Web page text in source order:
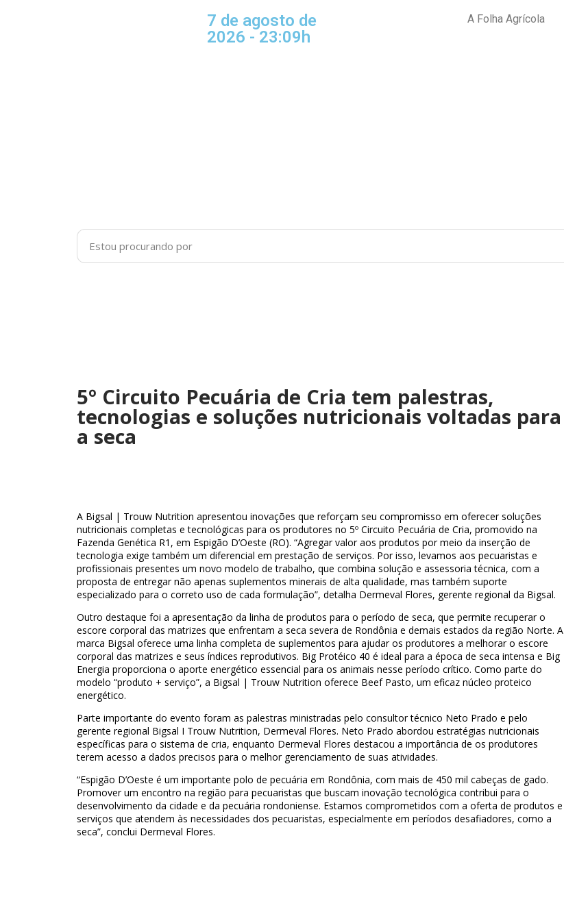
7 de agosto de
2026 - 23:09h
A Folha Agrícola
5º Circuito Pecuária de Cria tem palestras,
tecnologias e soluções nutricionais voltadas para
a seca
A Bigsal | Trouw Nutrition apresentou inovações que reforçam seu compromisso em oferecer soluções
nutricionais completas e tecnológicas para os produtores no 5º Circuito Pecuária de Cria, promovido na
Fazenda Genética R1, em Espigão D’Oeste (RO). “Agregar valor aos produtos por meio da inserção de
tecnologia exige também um diferencial em prestação de serviços. Por isso, levamos aos pecuaristas e
profissionais presentes um novo modelo de trabalho, que combina solução e assessoria técnica, com a
proposta de entregar não apenas suplementos minerais de alta qualidade, mas também suporte
especializado para o correto uso de cada formulação”, detalha Dermeval Flores, gerente regional da Bigsal.
Outro destaque foi a apresentação da linha de produtos para o período de seca, que permite recuperar o
escore corporal das matrizes que enfrentam a seca severa de Rondônia e demais estados da região Norte. A
marca Bigsal oferece uma linha completa de suplementos para ajudar os produtores a melhorar o escore
corporal das matrizes e seus índices reprodutivos. Big Protéico 40 é ideal para a época de seca intensa e Big
Energia proporciona o aporte energético essencial para os animais nesse período crítico. Como parte do
modelo “produto + serviço”, a Bigsal | Trouw Nutrition oferece Beef Pasto, um eficaz núcleo proteico
energético.
Parte importante do evento foram as palestras ministradas pelo consultor técnico Neto Prado e pelo
gerente regional Bigsal I Trouw Nutrition, Dermeval Flores. Neto Prado abordou estratégias nutricionais
específicas para o sistema de cria, enquanto Dermeval Flores destacou a importância de os produtores
terem acesso a dados precisos para o melhor gerenciamento de suas atividades.
“Espigão D’Oeste é um importante polo de pecuária em Rondônia, com mais de 450 mil cabeças de gado.
Promover um encontro na região para pecuaristas que buscam inovação tecnológica contribui para o
desenvolvimento da cidade e da pecuária rondoniense. Estamos comprometidos com a oferta de produtos e
serviços que atendem às necessidades dos pecuaristas, especialmente em períodos desafiadores, como a
seca”, conclui Dermeval Flores.